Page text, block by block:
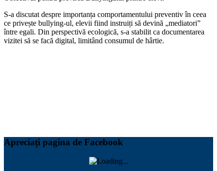
S-a discutat despre importanța comportamentului preventiv în ceea
ce privește bullying-ul, elevii fiind instruiți să devină „mediatori”
între egali. Din perspectivă ecologică, s-a stabilit ca documentarea
vizitei să se facă digital, limitând consumul de hârtie.
Apreciați pagina de Facebook